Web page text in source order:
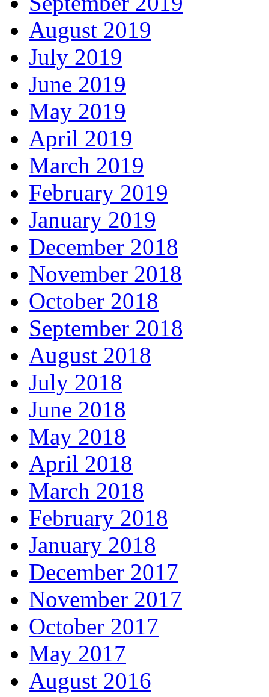
August 2019
July 2019
June 2019
May 2019
April 2019
March 2019
February 2019
January 2019
December 2018
November 2018
October 2018
September 2018
August 2018
July 2018
June 2018
May 2018
April 2018
March 2018
February 2018
January 2018
December 2017
November 2017
October 2017
May 2017
August 2016